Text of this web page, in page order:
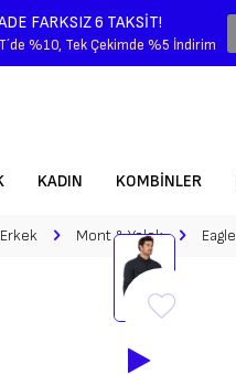
FARKSIZ 6 TAKSİT!
%10, Tek Çekimde %5 İndirim
KADIN KOMBINLER
Erkek Mont & Yelek